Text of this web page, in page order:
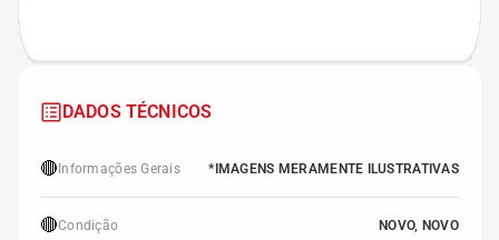
DADOS TÉCNICOS
🔴 Informações Gerais *IMAGENS MERAMENTE ILUSTRATIVAS
🔴Condição NOVO, NOVO